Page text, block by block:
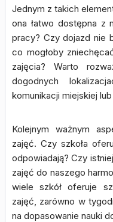
Jednym z takich
ona łatwo dostępna z
pracy? Czy dojazd nie
co mogłoby
zajęcia? Warto
dogodnych
komunikacji miejskiej
Kolejnym ważnym
zajęć. Czy szkoła
odpowiadają? Czy
zajęć do naszego
wiele szkół oferuje
zajęć, zarówno w
na dopasowanie nauki